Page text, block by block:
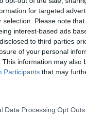
for targeted
selection. Please note
interest-based ads
to third parties
of your personal
This information may also
Participants that may
Data Processing Opt Outs
az új - három